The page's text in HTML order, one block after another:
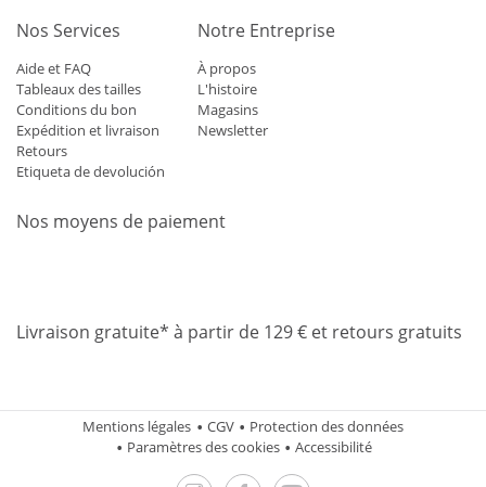
Nos Services
Aide et FAQ
Tableaux des tailles
Conditions du bon
Expédition et livraison
Retours
Etiqueta de devolución
Notre Entreprise
À propos
L'histoire
Magasins
Newsletter
Nos moyens de paiement
Livraison gratuite* à partir de 129 € et retours gratuits
Mentions légales CGV
Protection des données
Paramètres des cookies
Accessibilité